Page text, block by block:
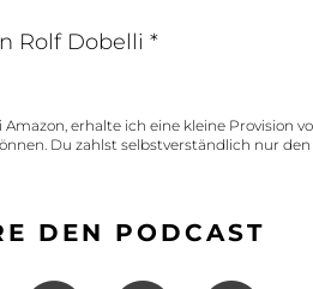
Rolf Dobelli *
erhalte ich eine kleine Provision
Du zahlst selbstverständlich nur
DEN PODCAST